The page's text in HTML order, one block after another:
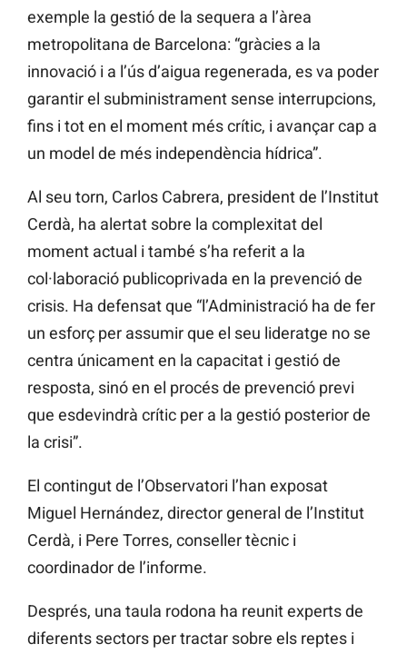
exemple la gestió de la sequera a l’àrea
metropolitana de Barcelona: “gràcies a la
innovació i a l’ús d’aigua regenerada, es va poder
garantir el subministrament sense interrupcions,
fins i tot en el moment més crític, i avançar cap a
un model de més independència hídrica”.
Al seu torn, Carlos Cabrera, president de l’Institut
Cerdà, ha alertat sobre la complexitat del
moment actual i també s’ha referit a la
col·laboració publicoprivada en la prevenció de
crisis. Ha defensat que “l’Administració ha de fer
un esforç per assumir que el seu lideratge no se
centra únicament en la capacitat i gestió de
resposta, sinó en el procés de prevenció previ
que esdevindrà crític per a la gestió posterior de
la crisi”.
El contingut de l’Observatori l’han exposat
Miguel Hernández, director general de l’Institut
Cerdà, i Pere Torres, conseller tècnic i
coordinador de l’informe.
Després, una taula rodona ha reunit experts de
diferents sectors per tractar sobre els reptes i